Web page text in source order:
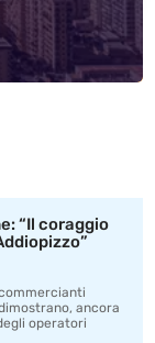
“Il coraggio
ancora
operatori